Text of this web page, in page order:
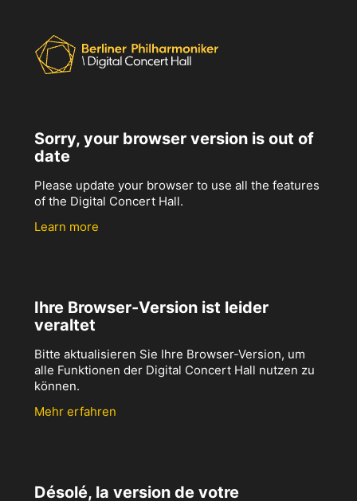
Sorry, your browser version is out of
date
Please update your browser to use all the features
of the Digital Concert Hall.
Learn more
Ihre Browser-Version ist leider
veraltet
Bitte aktualisieren Sie Ihre Browser-Version, um
alle Funktionen der Digital Concert Hall nutzen zu
können.
Mehr erfahren
Désolé, la version de votre